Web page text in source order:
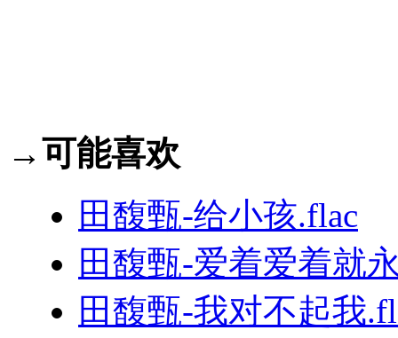
→可能喜欢
田馥甄-给小孩.flac
田馥甄-爱着爱着就
田馥甄-我对不起我